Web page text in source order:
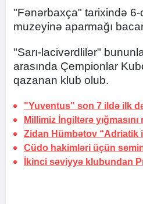
"Fənərbaxça" tarixində 6-
muzeyinə aparmağı
"Sarı-lacivərdlilər"
arasında Çempionlar
qazanan klub olub.
"Yuventus" son 7 ildə ilk
Millimiz İngiltərə
Zidan Hümbətov “Adriatik
Cüdo hakimləri üçün
İkinci səviyyə klubundan